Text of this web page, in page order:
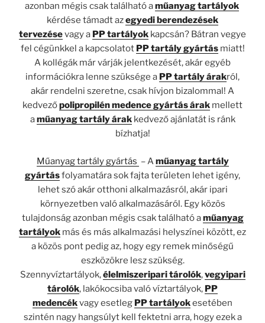
azonban mégis csak található aműanyag tartályok
kérdése támadt azegyedi berendezések
tervezésevagy a PP tartályok kapcsán? Bátran vegye
fel cégünkkel a kapcsolatot PP tartály gyártásmiatt!
A kollégák már várják jelentkezését, akár egyéb
információkra lenne szüksége a PP tartály árakról,
akár rendelni szeretne, csak hívjon bizalommal! A
kedvezőpolipropilénmedence gyártás árak mellett
aműanyag tartály árakkedvező ajánlatát is ránk
bízhatja!
Műanyag tartály gyártás – Aműanyag tartály
gyártásfolyamatára sok fajta területen lehet igény,
lehet szó akár otthoni alkalmazásról, akár ipari
környezetben való alkalmazásáról. Egy közös
tulajdonság azonban mégis csak található aműanyag
tartályok más és más alkalmazási helyszínei között, ez
a közös pont pedig az, hogy egy remek minőségű
eszközökre lesz szükség.
Szennyvíztartályok,élelmiszeripari tárolók,vegyipari
tárolók, lakókocsiba való víztartályok, PP
medencékvagy esetleg PP tartályokesetében
szintén nagy hangsúlyt kell fektetni arra, hogy ezek a